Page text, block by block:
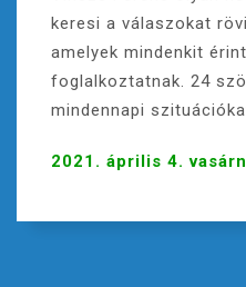
keresi a válaszokat
amelyek mindenkit
foglalkoztatnak. 24
mindennapi
2021. április 4.